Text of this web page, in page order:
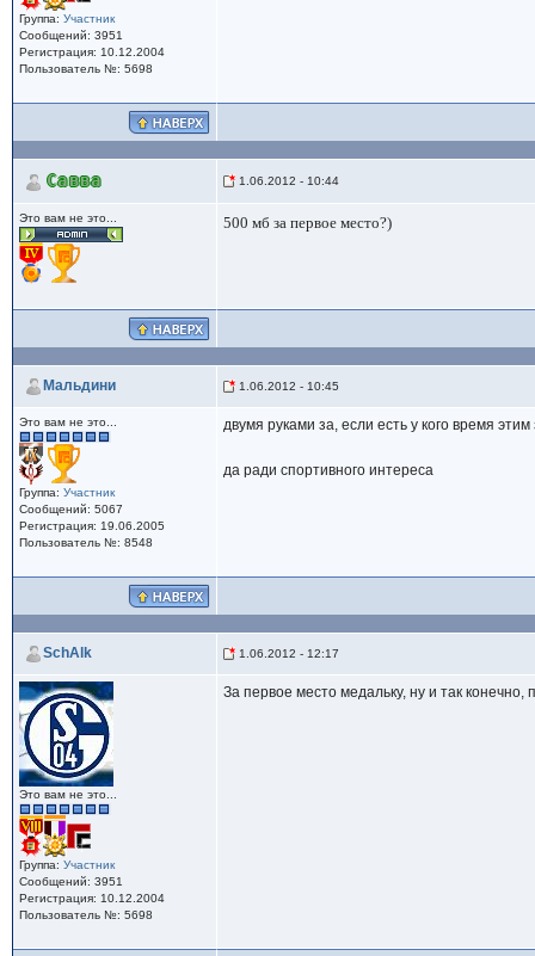
Группа: Участник
Сообщений: 3951
Регистрация: 10.12.2004
Пользователь №: 5698
Савва 1.06.2012 - 10:44
Это вам не это... 500 мб за первое место?)
Мальдини 1.06.2012 - 10:45
Это вам не это...
Группа: Участник
Сообщений: 5067
Регистрация: 19.06.2005
Пользователь №: 8548
двумя руками за, если есть у кого время
да ради спортивного интереса
SchAlk 1.06.2012 - 12:17
Это вам не это...
Группа: Участник
Сообщений: 3951
Регистрация: 10.12.2004
Пользователь №: 5698
За первое место медальку, ну и так конечно,